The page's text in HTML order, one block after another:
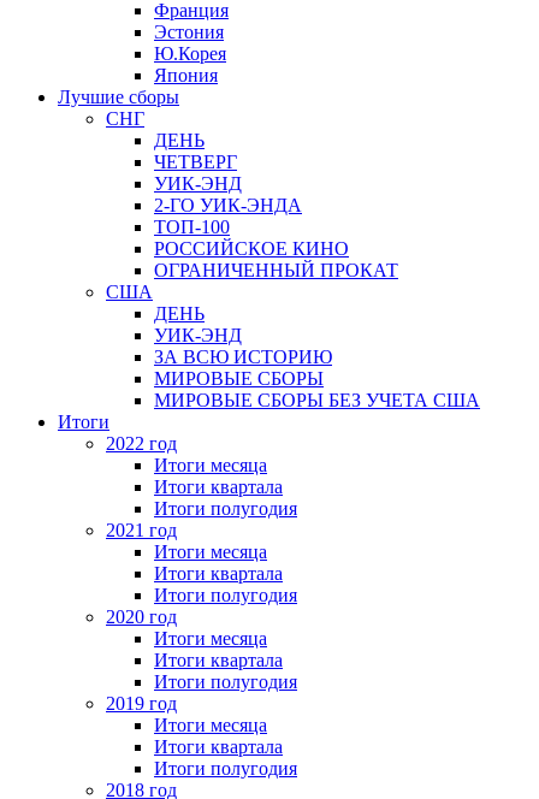
Франция
Эстония
Ю.Корея
Япония
Лучшие сборы
СНГ
ДЕНЬ
ЧЕТВЕРГ
УИК-ЭНД
2-ГО УИК-ЭНДА
ТОП-100
РОССИЙСКОЕ КИНО
ОГРАНИЧЕННЫЙ ПРОКАТ
США
ДЕНЬ
УИК-ЭНД
ЗА ВСЮ ИСТОРИЮ
МИРОВЫЕ СБОРЫ
МИРОВЫЕ СБОРЫ БЕЗ УЧЕТА США
Итоги
2022 год
Итоги месяца
Итоги квартала
Итоги полугодия
2021 год
Итоги месяца
Итоги квартала
Итоги полугодия
2020 год
Итоги месяца
Итоги квартала
Итоги полугодия
2019 год
Итоги месяца
Итоги квартала
Итоги полугодия
2018 год